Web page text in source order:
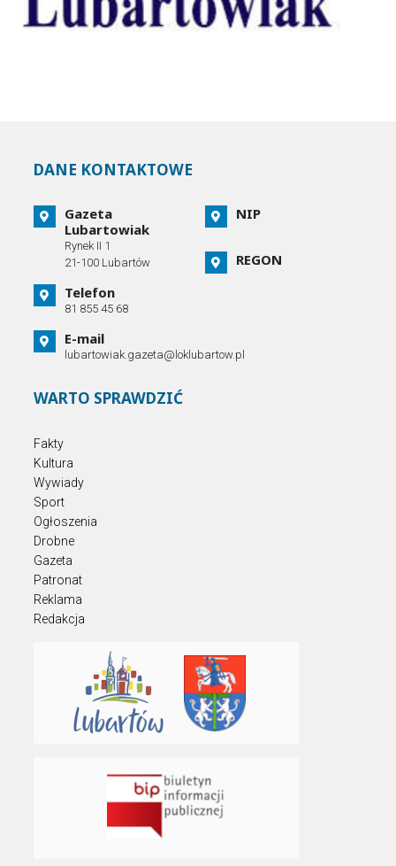
DANE KONTAKTOWE
Gazeta
Lubartowiak
Rynek II 1
21-100 Lubartów
Telefon
81 855 45 68
E-mail
lubartowiak.gazeta@loklubartow.pl
NIP
REGON
WARTO SPRAWDZIĆ
Fakty
Kultura
Wywiady
Sport
Ogłoszenia
Drobne
Gazeta
Patronat
Reklama
Redakcja